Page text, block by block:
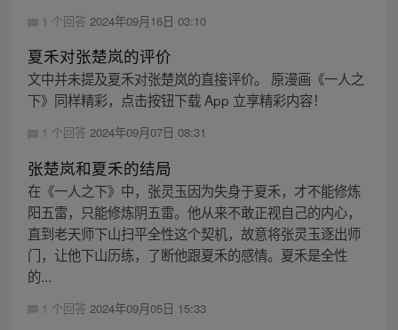
1 个回答 2024年09月16日 03:10
夏禾对张楚岚的评价
文中并未提及夏禾对张楚岚的直接评价。 原漫画《一人之
下》同样精彩，点击按钮下载 App 立享精彩内容！
1 个回答 2024年09月07日 08:31
张楚岚和夏禾的结局
在《一人之下》中，张灵玉因为失身于夏禾，才不能修炼
阳五雷，只能修炼阴五雷。他从来不敢正视自己的内心，
直到老天师下山扫平全性这个契机，故意将张灵玉逐出师
门，让他下山历练，了断他跟夏禾的感情。夏禾是全性
的...
1 个回答 2024年09月05日 15:33